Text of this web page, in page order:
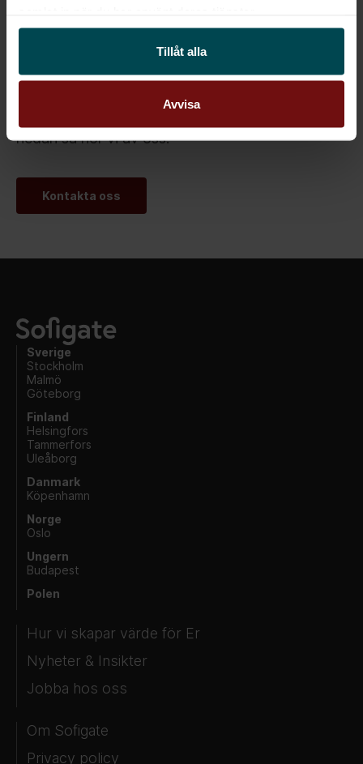
Tillåt alla
Avvisa
nedan så hör vi av oss.
Kontakta oss
Sverige
Stockholm
Malmö
Göteborg
Finland
Helsingfors
Tammerfors
Uleåborg
Danmark
Köpenhamn
Norge
Oslo
Ungern
Budapest
Polen
Hur vi skapar värde för Er
Nyheter & Insikter
Jobba hos oss
Om Sofigate
Privacy policy